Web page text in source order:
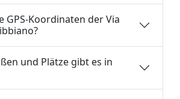
GPS-Koordinaten der Via
und Plätze gibt es in